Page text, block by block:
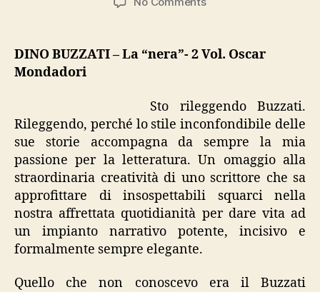
nera”
DINO BUZZATI – La “nera”- 2 Vol. Oscar
Mondadori
Sto rileggendo Buzzati.
Rileggendo, perché lo stile inconfondibile delle
sue storie accompagna da sempre la mia
passione per la letteratura. Un omaggio alla
straordinaria creatività di uno scrittore che sa
approfittare di insospettabili squarci nella
nostra affrettata quotidianità per dare vita ad
un impianto narrativo potente, incisivo e
formalmente sempre elegante.
Quello che non conoscevo era il Buzzati